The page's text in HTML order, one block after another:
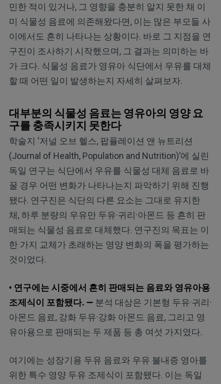
민한 적이 있거나, 그 영향을 충분히 알지 못한 채 이
미 식물성 음료에 의존해왔다면, 이는 많은 부모들 사
이에서도 흔히 나타나는 상황이다. 바로 그 지점을 연
구진이 조사하기 시작했으며, 그 결과는 의미하는 바
가 크다. 식물성 음료가 영유아 식단에서 우유를 대체
할 때 어떤 일이 발생하는지 자세히 살펴보자.
대부분의 식물성 음료는 영유아의 영양 요
구를 충족시키지 못한다
학술지 ‘저널 오브 헬스, 팝퓰레이션 앤 뉴트리션
(Journal of Health, Population and Nutrition)’에 실린
독일 연구는 식단에서 우유를 식물성 대체 음료로 바
꿀 경우 어떤 변화가 나타나는지 파악하기 위해 진행
됐다. 연구진은 식단의 다른 요소는 그대로 유지한
채, 하루 분량의 우유만 두유·귀리·아몬드 등 흔히 판
매되는 식물성 음료로 대체했다. 연구진의 목표는 이
한 가지 교체가 초래하는 영양 변화의 폭을 평가하는
것이었다.
• 연구에는 시중에서 흔히 판매되는 음료와 영유아용
조제식이 포함됐다. — 분석 대상은 기본형 두유·귀리·
아몬드 음료, 강화 두유·강화 아몬드 음료, 그리고 영
유아용으로 판매되는 두 제품 등 총 여섯 가지였다.
여기에는 성장기용 두유 음료와 우유 불내증 영아를
위한 특수 영양 두유 조제식이 포함됐다. 이는 독일